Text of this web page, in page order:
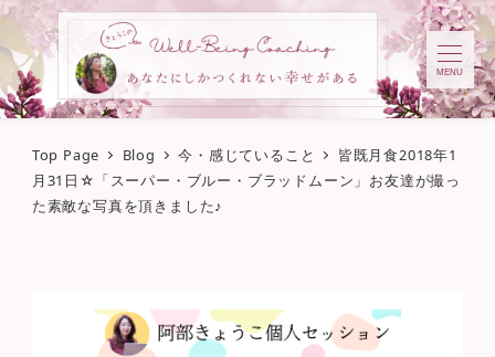
MENU
Top Page Blog 今・感じていること
皆既月食2018年1
月31日☆「スーパー・ブルー・ブラッドムーン」お友達が撮っ
た素敵な写真を頂きました♪